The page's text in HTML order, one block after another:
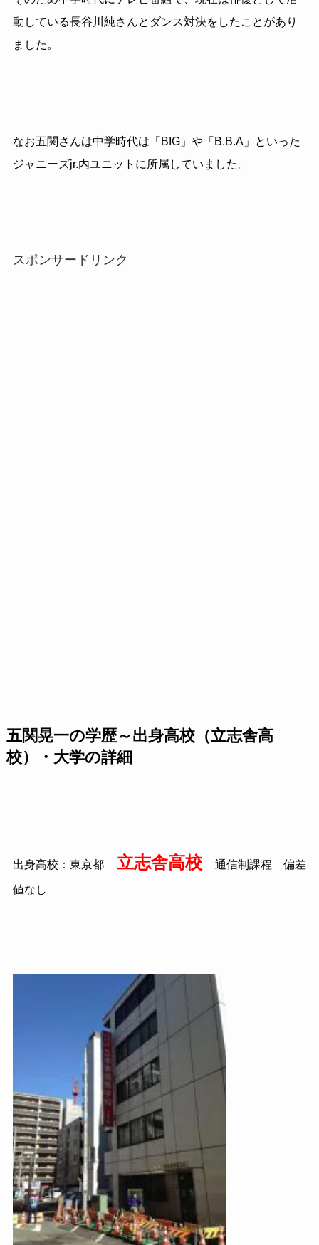
動している長谷川純さんとダンス対決をしたことがあり
ました。
なお五関さんは中学時代は「BIG」や「B.B.A」といった
ジャニーズjr.内ユニットに所属していました。
スポンサードリンク
五関晃一の学歴～出身高校（立志舎高
校）・大学の詳細
出身高校：東京都 立志舎高校 通信制課程 偏差
値なし